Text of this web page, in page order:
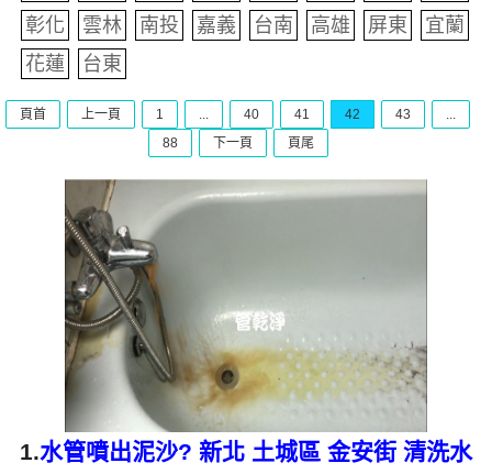
彰化
雲林 南投 嘉義 台南 高雄 屏東
宜蘭
花蓮
台東
頁首 上一頁 1 ... 40 41 42 43
...
88
下一頁 頁尾
1.水管噴出泥沙? 新北 土城區 金安街 清洗水